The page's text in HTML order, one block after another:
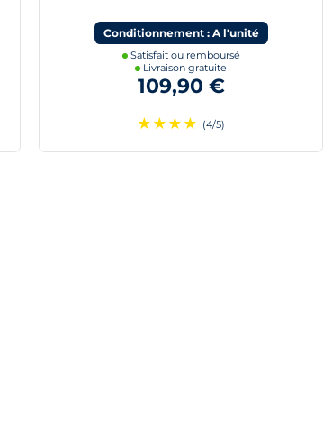
Conditionnement : A l'unité
Satisfait ou remboursé
Livraison gratuite
109,90 €
★ ★ ★ ★ (4/5)